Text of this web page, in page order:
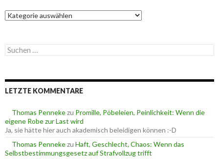
K
a
g
o
n
S
u
e
n
c
h
:
LETZTE KOMMENTARE
Thomas Pennekezu Promille, Pöbeleien, Peinlichkeit: Wenn die
eigene Robe zur Last wird
Ja, sie hätte hier auch akademisch beleidigen können :-D
Thomas Pennekezu Haft, Geschlecht, Chaos: Wenn das
Selbstbestimmungsgesetz auf Strafvollzug trifft